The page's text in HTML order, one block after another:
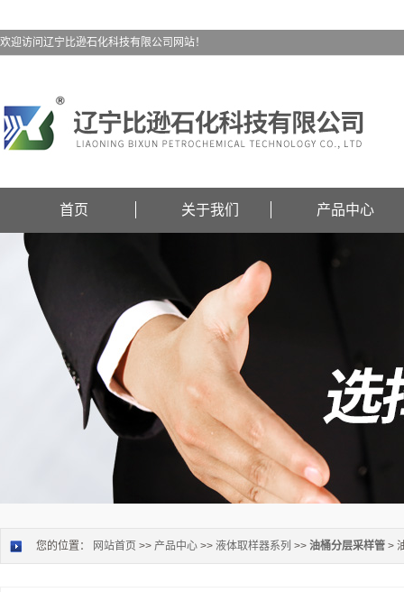
欢迎访问辽宁比逊石化科技有限公司网站！
首页 关于我们 产品中心
您的位置： 网站首页 >> 产品中心 >> 液体取样器系列 >> 油桶分层采样管 >